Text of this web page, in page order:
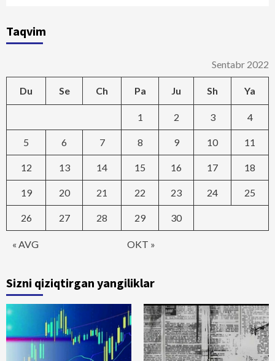
Taqvim
Sentabr 2022
Du Se Ch Pa Ju Sh Ya
« AVG OKT »
1 2 3 4
5 6 7 8 9 10 11
12 13 14 15 16 17 18
19 20 21 22 23 24 25
26 27 28 29 30
Sizni qiziqtirgan yangiliklar